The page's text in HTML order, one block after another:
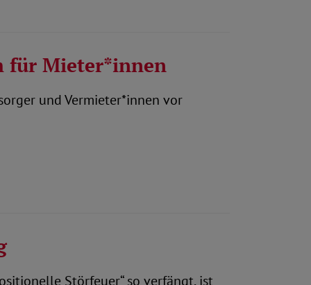
für Mieter*innen
und Vermieter*innen vor
Störfeuer“ so verfängt, ist